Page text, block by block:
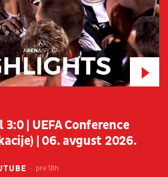
| UEFA Conference
| 06. avgust 2026.
pre 18h